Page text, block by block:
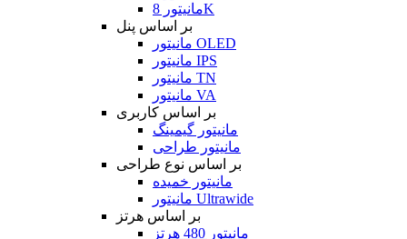
مانیتور 8K
بر اساس پنل
مانیتور OLED
مانیتور IPS
مانیتور TN
مانیتور VA
بر اساس کاربری
مانیتور گیمینگ
مانیتور طراحی
بر اساس نوع طراحی
مانیتور خمیده
مانیتور Ultrawide
بر اساس هرتز
مانیتور 480 هرتز